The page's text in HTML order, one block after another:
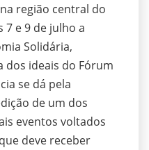
região central do
7 e 9 de julho a
Solidária,
dos ideais do Fórum
se dá pela
de um dos
eventos voltados
deve receber